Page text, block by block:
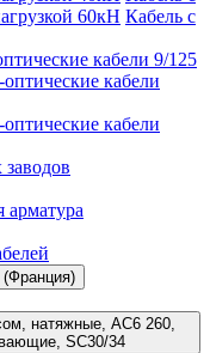
60кН Кабель с
кабели 9/125
кабели
кабели
арматура
(Франция)
натяжные, AC6 260,
SC30/34